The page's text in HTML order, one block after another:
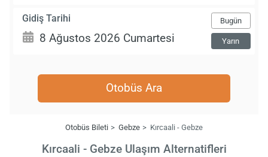
Gidiş Tarihi Bugün
Yarın
Otobüs Ara
Otobüs Bileti Gebze Kırcaali - Gebze
Kırcaali - Gebze Ulaşım Alternatifleri